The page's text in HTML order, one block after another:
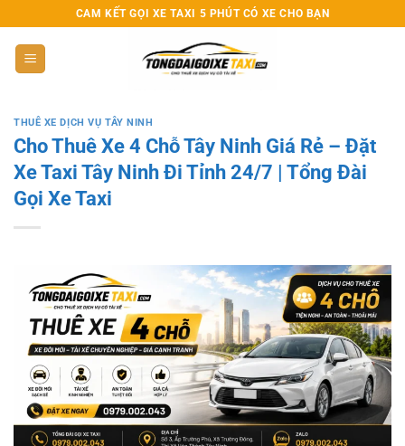
CAM KẾT GỌI XE TAXI 5 PHÚT CÓ XE CHO BẠN
THUÊ XE DỊCH VỤ TÂY NINH
Cho Thuê Xe 4 Chỗ Tây Ninh Giá Rẻ – Đặt
Xe Taxi Tây Ninh Đi Tỉnh 24/7 | Tổng Đài
Gọi Xe Taxi